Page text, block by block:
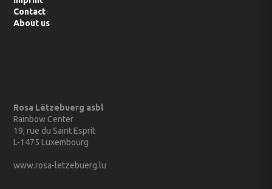
Contact
About us
Rosa Lëtzebuerg asbl
Rainbow Center
19, rue du Saint Esprit
L-1475 Luxembourg
www.rosa-letzebuerg.lu